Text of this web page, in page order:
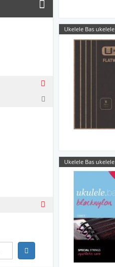
Ukelele Bas ukelele
Ukelele Bas ukelele